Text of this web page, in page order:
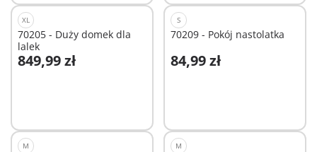
XL
70205 - Duży domek dla
lalek
849,99 zł
Dodaj do koszyka
S
70209 - Pokój nastolatka
84,99 zł
Dodaj do koszyka
M M